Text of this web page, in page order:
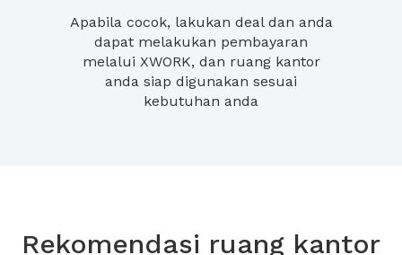
Apabila cocok, lakukan deal dan anda
dapat melakukan pembayaran
melalui XWORK, dan ruang kantor
anda siap digunakan sesuai
kebutuhan anda
Rekomendasi ruang kantor